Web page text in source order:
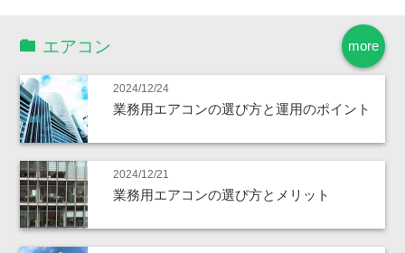
more
エアコン
2024/12/24
業務用エアコンの選び方と運用のポイント
2024/12/21
業務用エアコンの選び方とメリット